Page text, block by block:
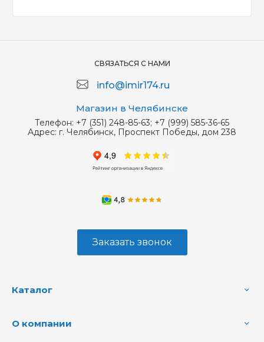
СВЯЗАТЬСЯ С НАМИ
info@imir174.ru
Магазин в Челябинске
Телефон: +7 (351) 248-85-63; +7 (999) 585-36-65
Адрес: г. Челябинск, Проспект Победы, дом 238
Заказать звонок
Каталог
О компании